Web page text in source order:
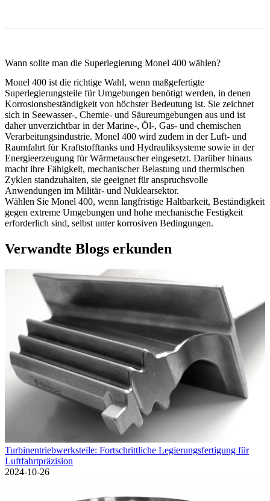
Wann sollte man die Superlegierung Monel 400 wählen?
Monel 400 ist die richtige Wahl, wenn maßgefertigte
Superlegierungsteile für Umgebungen benötigt werden, in denen
Korrosionsbeständigkeit von höchster Bedeutung ist. Sie zeichnet
sich in Seewasser-, Chemie- und Säureumgebungen aus und ist
daher unverzichtbar in der Marine-, Öl-, Gas- und chemischen
Verarbeitungsindustrie. Monel 400 wird zudem in der Luft- und
Raumfahrt für Kraftstofftanks und Hydrauliksysteme sowie in der
Energieerzeugung für Wärmetauscher eingesetzt. Darüber hinaus
macht ihre Fähigkeit, mechanischer Belastung und thermischen
Zyklen standzuhalten, sie geeignet für anspruchsvolle
Anwendungen im Militär- und Nuklearsektor.
Wählen Sie Monel 400, wenn langfristige Haltbarkeit, Beständigkeit
gegen extreme Umgebungen und hohe mechanische Festigkeit
erforderlich sind, selbst unter korrosiven Bedingungen.
Verwandte Blogs erkunden
Turbinentriebwerksteile: Fortschrittliche Legierungsfertigung für
Luftfahrtpräzision
2024-10-26